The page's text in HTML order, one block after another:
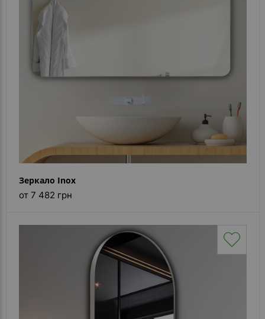
Зеркало Inox
от 7 482 грн